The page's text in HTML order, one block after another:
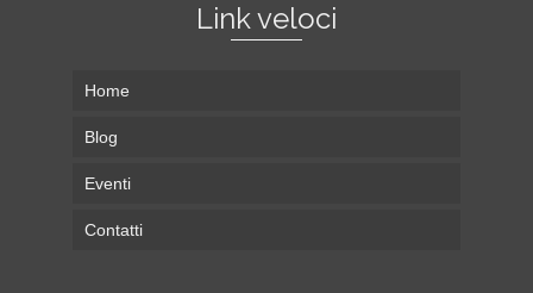
Link veloci
Home
Blog
Eventi
Contatti